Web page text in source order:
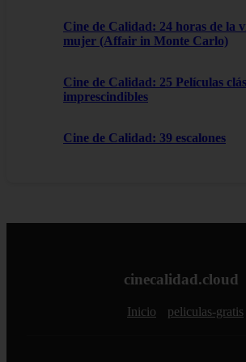
Cine de Calidad: 24 horas de la
mujer (Affair in Monte Carlo)
Cine de Calidad: 25 Películas
imprescindibles
Cine de Calidad: 39 escalones
cinecalidad.cloud
Inicio peliculas-gratis